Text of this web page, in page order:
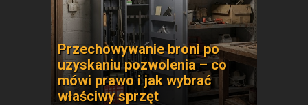
Przechowywanie broni po
uzyskaniu pozwolenia – co
mówi prawo i jak wybrać
właściwy sprzęt